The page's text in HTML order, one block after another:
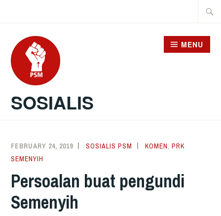
content
SOSIALIS
MENU
FEBRUARY 24, 2019 SOSIALIS PSM KOMEN ,PRK
SEMENYIH
Persoalan buat pengundi
Semenyih